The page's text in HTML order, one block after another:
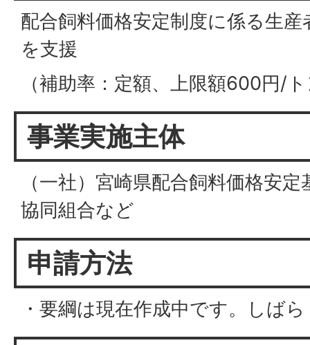
配合飼料価格安定制度に係る生
を支援
（補助率：定額、上限額600円/
事業実施主体
（一社）宮崎県配合飼料価格安
協同組合など
申請方法
・要綱は現在作成中です。しば